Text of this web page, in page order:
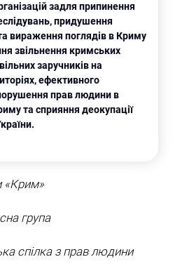
задля припинення
придушення
вираження поглядів в Криму
звільнення кримських
заручників на
ефективного
прав людини в
та сприяння деокупації
«Крим»
група
спілка з прав людини